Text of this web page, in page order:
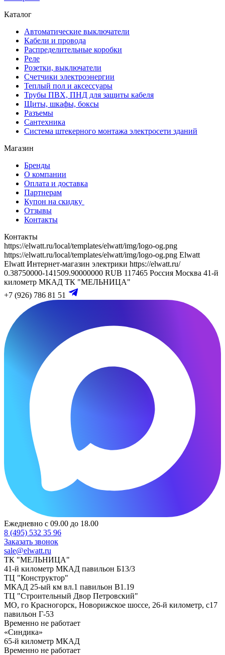
Каталог
Автоматические выключатели
Кабели и провода
Распределительные коробки
Реле
Розетки, выключатели
Счетчики электроэнергии
Теплый пол и аксессуары
Трубы ПВХ, ПНД для защиты кабеля
Щиты, шкафы, боксы
Разъемы
Сантехника
Система штекерного монтажа электросети зданий
Магазин
Бренды
О компании
Оплата и доставка
Партнерам
Купон на скидку
Отзывы
Контакты
Контакты
https://elwatt.ru/local/templates/elwatt/img/logo-og.png
https://elwatt.ru/local/templates/elwatt/img/logo-og.png Elwatt
Elwatt Интернет-магазин электрики https://elwatt.ru/
0.38750000-141509.90000000 RUB 117465 Россия Москва 41-й
километр МКАД ТК "МЕЛЬНИЦА"
+7 (926) 786 81 51
Ежедневно с 09.00 до 18.00
8 (495) 532 35 96
Заказать звонок
sale@elwatt.ru
ТК "МЕЛЬНИЦА"
41-й километр МКАД павильон Б13/3
ТЦ "Конструктор"
МКАД 25-ый км вл.1 павильон В1.19
ТЦ "Строительный Двор Петровский"
МО, го Красногорск, Новорижское шоссе, 26-й километр, с17
павильон Г-53
Временно не работает
«Синдика»
65-й километр МКАД
Временно не работает